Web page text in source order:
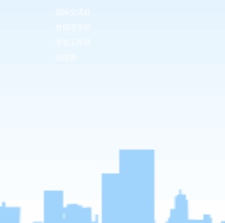
· 国际交流处
· 外国语学院